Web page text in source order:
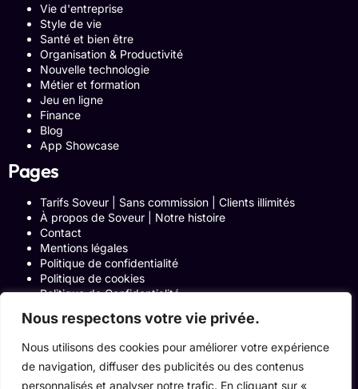
Nous respectons votre vie privée.
Nous utilisons des cookies pour améliorer votre expérience
de navigation, diffuser des publicités ou des contenus
personnalisés et analyser notre trafic. En cliquant sur «
Vie d'entreprise
Style de vie
Santé et bien être
Organisation & Productivité
Nouvelle technologie
Métier et formation
Jeu en ligne
Finance
Blog
App Showcase
Pages
Tarifs Soveur | Sans commission | Clients illimités
À propos de Soveur | Notre histoire
Contact
Mentions légales
Politique de confidentialité
Politique de cookies
Politique de Confidentialité
Blog
Programme Affiliation
Conditions générales d’utilisation
ACCUEIL